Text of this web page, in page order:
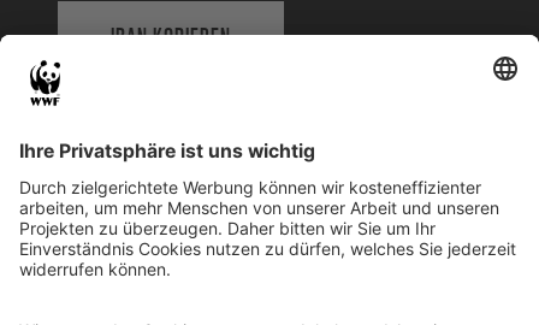
IBAN KOPIEREN
WWF Deutschland
Reinhardtstr. 18
10117 Berlin